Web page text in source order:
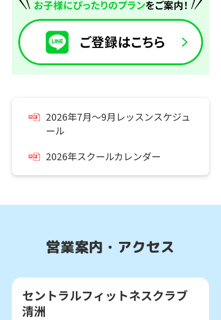
2026年7月～9月レッスンスケジュ
ール
2026年スクールカレンダー
営業案内・アクセス
セントラルフィットネスクラブ
清洲
into
English.
Click
automatic
to
However,
you
use
お子様はこちら
スクール
体験申込